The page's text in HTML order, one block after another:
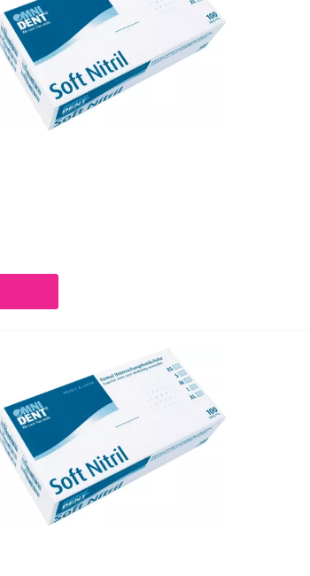
Anzahl zu erhöhen oder zu reduzieren.